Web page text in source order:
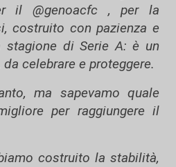
il @genoacfc , per la
costruito con pazienza e
stagione di Serie A: è un
celebrare e proteggere.
ma sapevamo quale
per raggiungere il
costruito la stabilità,